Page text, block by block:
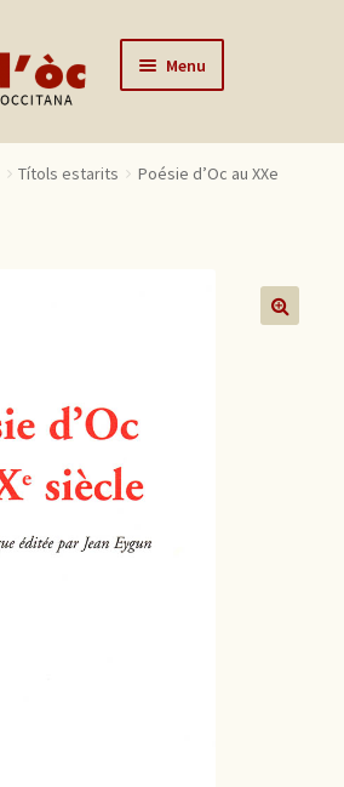
Menu
Títols estarits
Poésie d’Oc au XXe